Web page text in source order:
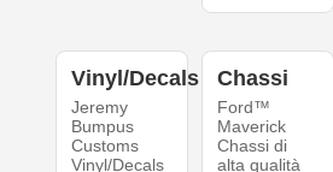
Vinyl/Decals
Jeremy
Bumpus
Customs
Vinyl/Decals
Chassi
Ford™
Maverick
Chassi di
alta qualità